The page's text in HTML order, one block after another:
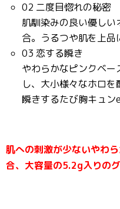
02 二度目惚れの秘密
肌馴染みの良い優し
合。うるつや肌を上品
03 恋する瞬き
やわらかなピンクベ
し、大小様々なホロを
瞬きするたび胸キュン
肌への刺激が少ないやわ
合、大容量の5.2g入りの